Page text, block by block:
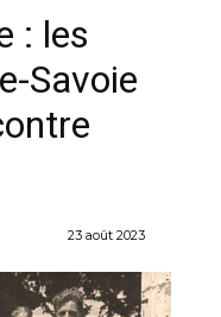
: les
Savoie
23 août 2023